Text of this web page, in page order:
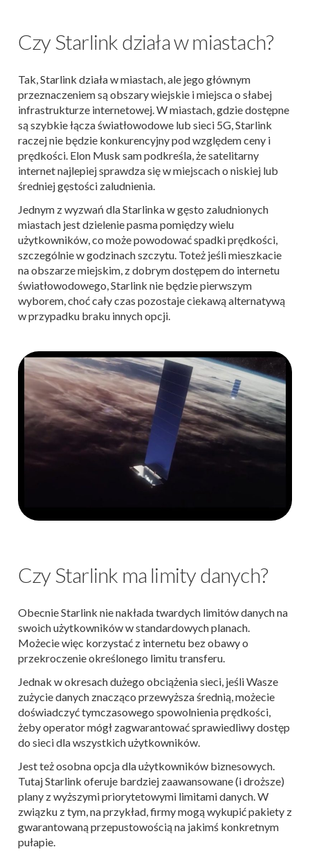
Czy Starlink działa w miastach?
Tak, Starlink działa w miastach, ale jego głównym
przeznaczeniem są obszary wiejskie i miejsca o słabej
infrastrukturze internetowej. W miastach, gdzie dostępne
są szybkie łącza światłowodowe lub sieci 5G, Starlink
raczej nie będzie konkurencyjny pod względem ceny i
prędkości. Elon Musk sam podkreśla, że satelitarny
internet najlepiej sprawdza się w miejscach o niskiej lub
średniej gęstości zaludnienia.
Jednym z wyzwań dla Starlinka w gęsto zaludnionych
miastach jest dzielenie pasma pomiędzy wielu
użytkowników, co może powodować spadki prędkości,
szczególnie w godzinach szczytu. Toteż jeśli mieszkacie
na obszarze miejskim, z dobrym dostępem do internetu
światłowodowego, Starlink nie będzie pierwszym
wyborem, choć cały czas pozostaje ciekawą alternatywą
w przypadku braku innych opcji.
Czy Starlink ma limity danych?
Obecnie Starlink nie nakłada twardych limitów danych na
swoich użytkowników w standardowych planach.
Możecie więc korzystać z internetu bez obawy o
przekroczenie określonego limitu transferu.
Jednak w okresach dużego obciążenia sieci, jeśli Wasze
zużycie danych znacząco przewyższa średnią, możecie
doświadczyć tymczasowego spowolnienia prędkości,
żeby operator mógł zagwarantować sprawiedliwy dostęp
do sieci dla wszystkich użytkowników.
Jest też osobna opcja dla użytkowników biznesowych.
Tutaj Starlink oferuje bardziej zaawansowane (i droższe)
plany z wyższymi priorytetowymi limitami danych. W
związku z tym, na przykład, firmy mogą wykupić pakiety z
gwarantowaną przepustowością na jakimś konkretnym
pułapie.